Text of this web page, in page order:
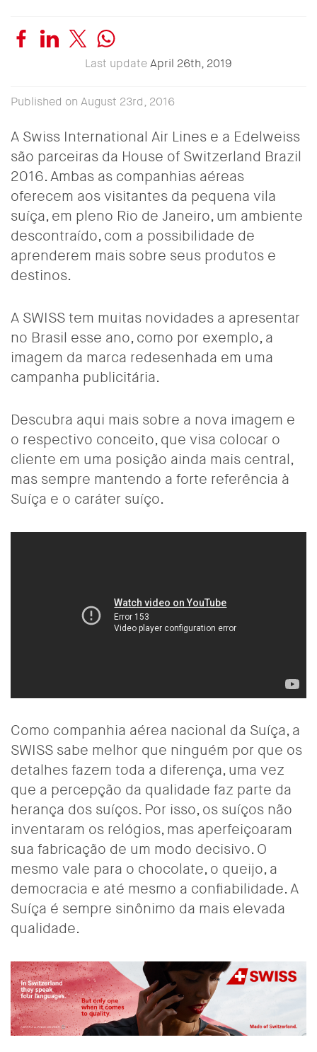
Last updateApril 26th, 2019
Published on August 23rd, 2016
A Swiss International Air Lines e a Edelweiss
são parceiras da House of Switzerland Brazil
2016. Ambas as companhias aéreas
oferecem aos visitantes da pequena vila
suíça, em pleno Rio de Janeiro, um ambiente
descontraído, com a possibilidade de
aprenderem mais sobre seus produtos e
destinos.
A SWISS tem muitas novidades a apresentar
no Brasil esse ano, como por exemplo, a
imagem da marca redesenhada em uma
campanha publicitária.
Descubra aqui mais sobre a nova imagem e
o respectivo conceito, que visa colocar o
cliente em uma posição ainda mais central,
mas sempre mantendo a forte referência à
Suíça e o caráter suíço.
Como companhia aérea nacional da Suíça, a
SWISS sabe melhor que ninguém por que os
detalhes fazem toda a diferença, uma vez
que a percepção da qualidade faz parte da
herança dos suíços. Por isso, os suíços não
inventaram os relógios, mas aperfeiçoaram
sua fabricação de um modo decisivo. O
mesmo vale para o chocolate, o queijo, a
democracia e até mesmo a confiabilidade. A
Suíça é sempre sinônimo da mais elevada
qualidade.